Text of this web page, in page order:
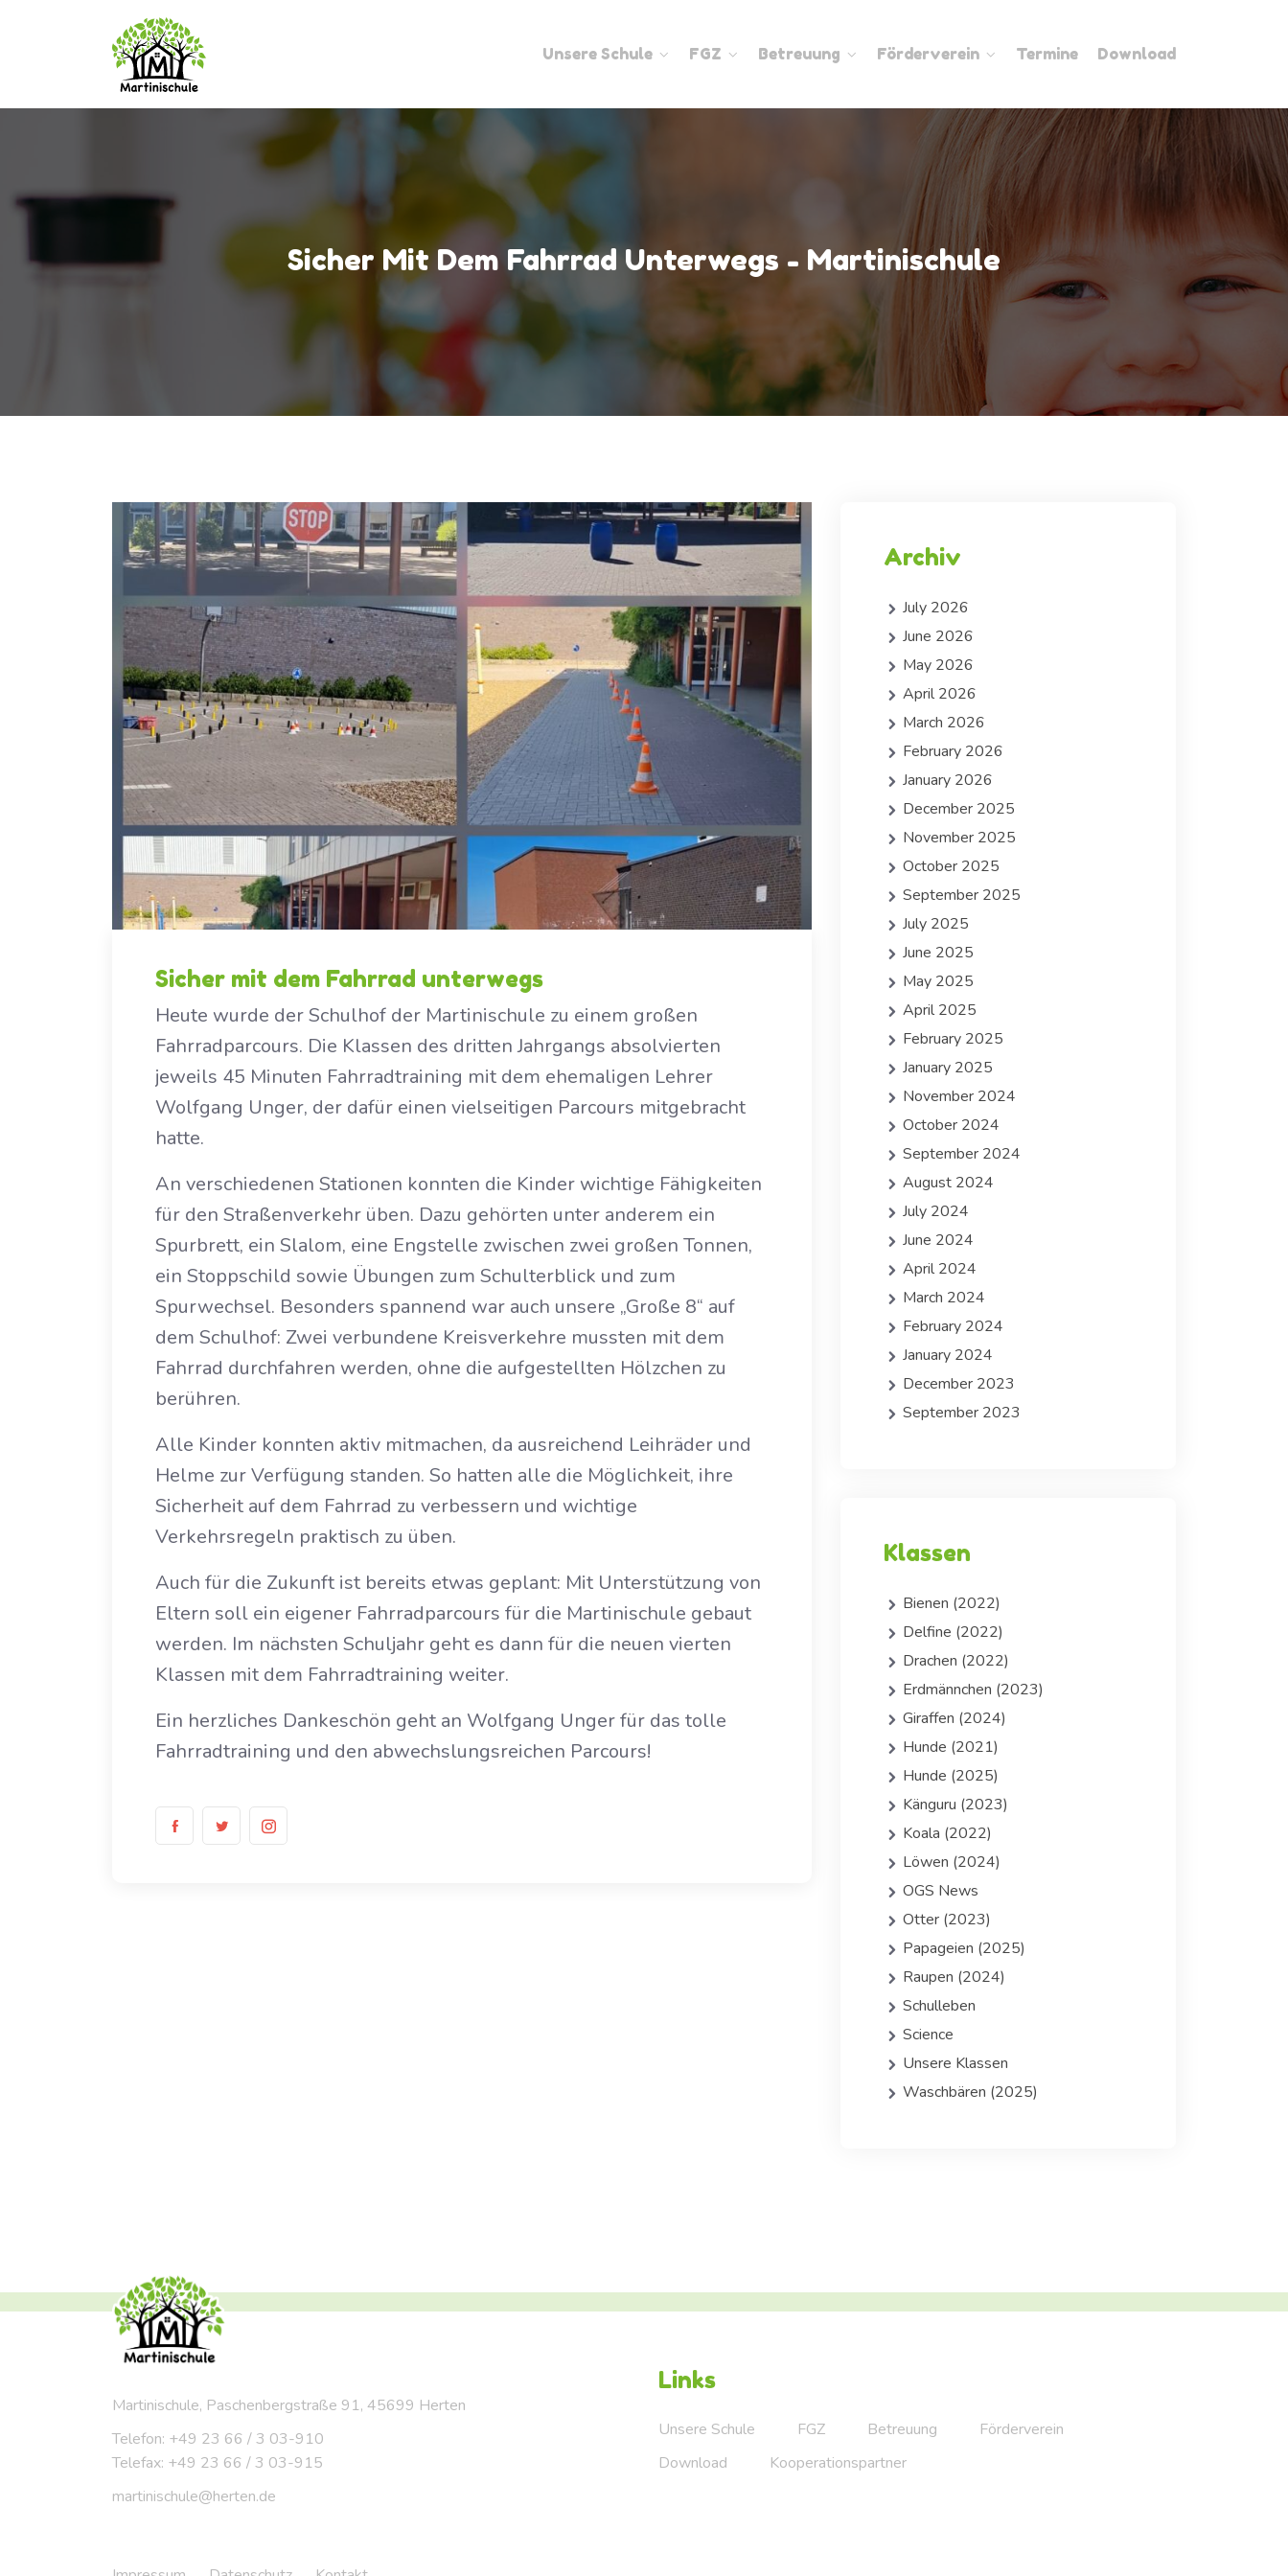
Unsere Schule FGZ Betreuung Förderverein Termine Download
Sicher Mit Dem Fahrrad Unterwegs - Martinischule
Sicher mit dem Fahrrad unterwegs
Heute wurde der Schulhof der Martinischule zu einem großen
Fahrradparcours. Die Klassen des dritten Jahrgangs absolvierten
jeweils 45 Minuten Fahrradtraining mit dem ehemaligen Lehrer
Wolfgang Unger, der dafür einen vielseitigen Parcours mitgebracht
hatte.
An verschiedenen Stationen konnten die Kinder wichtige Fähigkeiten
für den Straßenverkehr üben. Dazu gehörten unter anderem ein
Spurbrett, ein Slalom, eine Engstelle zwischen zwei großen Tonnen,
ein Stoppschild sowie Übungen zum Schulterblick und zum
Spurwechsel. Besonders spannend war auch unsere „Große 8“ auf
dem Schulhof: Zwei verbundene Kreisverkehre mussten mit dem
Fahrrad durchfahren werden, ohne die aufgestellten Hölzchen zu
berühren.
Alle Kinder konnten aktiv mitmachen, da ausreichend Leihräder und
Helme zur Verfügung standen. So hatten alle die Möglichkeit, ihre
Sicherheit auf dem Fahrrad zu verbessern und wichtige
Verkehrsregeln praktisch zu üben.
Auch für die Zukunft ist bereits etwas geplant: Mit Unterstützung von
Eltern soll ein eigener Fahrradparcours für die Martinischule gebaut
werden. Im nächsten Schuljahr geht es dann für die neuen vierten
Klassen mit dem Fahrradtraining weiter.
Ein herzliches Dankeschön geht an Wolfgang Unger für das tolle
Fahrradtraining und den abwechslungsreichen Parcours!
Archiv
July 2026
June 2026
May 2026
April 2026
March 2026
February 2026
January 2026
December 2025
November 2025
October 2025
September 2025
July 2025
June 2025
May 2025
April 2025
February 2025
January 2025
November 2024
October 2024
September 2024
August 2024
July 2024
June 2024
April 2024
March 2024
February 2024
January 2024
December 2023
September 2023
Klassen
Bienen (2022)
Delfine (2022)
Drachen (2022)
Erdmännchen (2023)
Giraffen (2024)
Hunde (2021)
Hunde (2025)
Känguru (2023)
Koala (2022)
Löwen (2024)
OGS News
Otter (2023)
Papageien (2025)
Raupen (2024)
Schulleben
Science
Unsere Klassen
Waschbären (2025)
Martinischule, Paschenbergstraße 91, 45699 Herten
Telefon: +49 23 66 / 3 03-910
Telefax: +49 23 66 / 3 03-915
martinischule@herten.de
Links
Unsere Schule FGZ Betreuung
Förderverein
Download
Kooperationspartner